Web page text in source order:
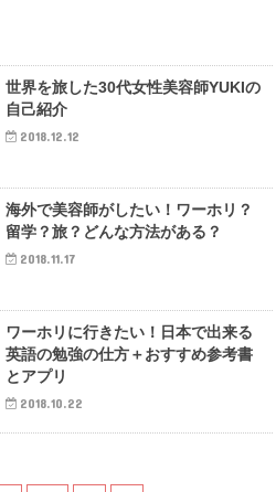
世界を旅した30代女性美容師YUKIの
自己紹介
2018.12.12
海外で美容師がしたい！ワーホリ？
留学？旅？どんな方法がある？
2018.11.17
ワーホリに行きたい！日本で出来る
英語の勉強の仕方＋おすすめ参考書
とアプリ
2018.10.22